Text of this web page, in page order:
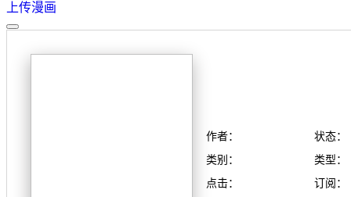
上传漫画
作者：
状态：
类别：
类型：
点击：
订阅：